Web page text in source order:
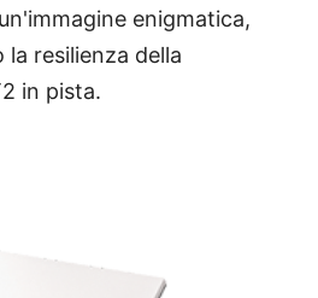
enigmatica,
resilienza della
in pista.